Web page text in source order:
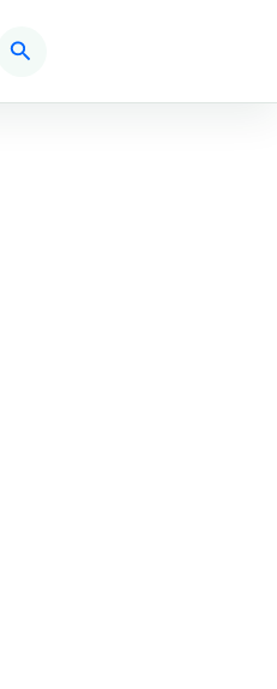
Søg